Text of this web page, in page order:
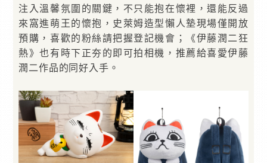
注入溫馨氛圍的關鍵，不只能抱在懷裡，還能反過
來窩進萌王的懷抱，史萊姆造型懶人墊現場僅開放
預購，喜歡的粉絲請把握登記機會；《伊藤潤二狂
熱》也有時下正夯的即可拍相機，推薦給喜愛伊藤
潤二作品的同好入手。